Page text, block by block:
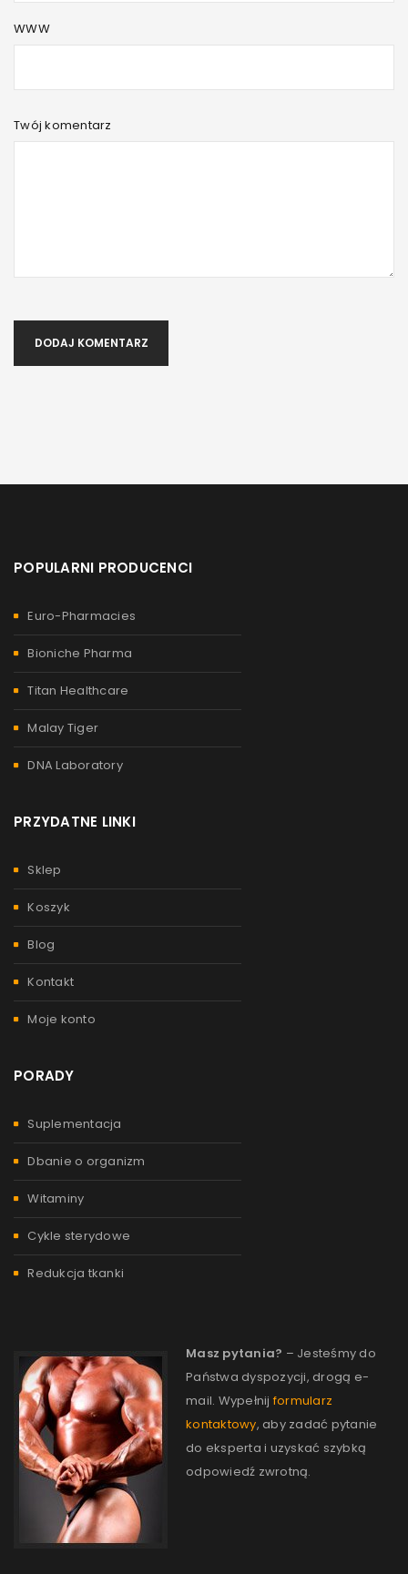
WWW
Twój komentarz
DODAJ KOMENTARZ
POPULARNI PRODUCENCI
Euro-Pharmacies
Bioniche Pharma
Titan Healthcare
Malay Tiger
DNA Laboratory
PRZYDATNE LINKI
Sklep
Koszyk
Blog
Kontakt
Moje konto
PORADY
Suplementacja
Dbanie o organizm
Witaminy
Cykle sterydowe
Redukcja tkanki
Masz pytania? – Jesteśmy do
Państwa dyspozycji, drogą e-
mail. Wypełnijformularz
kontaktowy, aby zadać pytanie
do eksperta i uzyskać szybką
odpowiedź zwrotną.